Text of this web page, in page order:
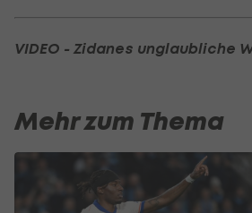
VIDEO - Zidanes unglaubliche
Mehr zum Thema